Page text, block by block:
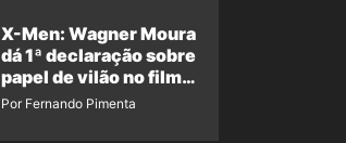
X-Men: Wagner Moura
dá 1ª declaração sobre
papel de vilão no filme
da Marvel
Por Fernando Pimenta